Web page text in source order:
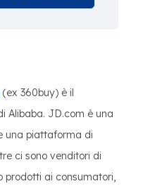
(ex 360buy) è il
Alibaba. JD.com è una
una piattaforma di
ci sono venditori di
prodotti ai consumatori,